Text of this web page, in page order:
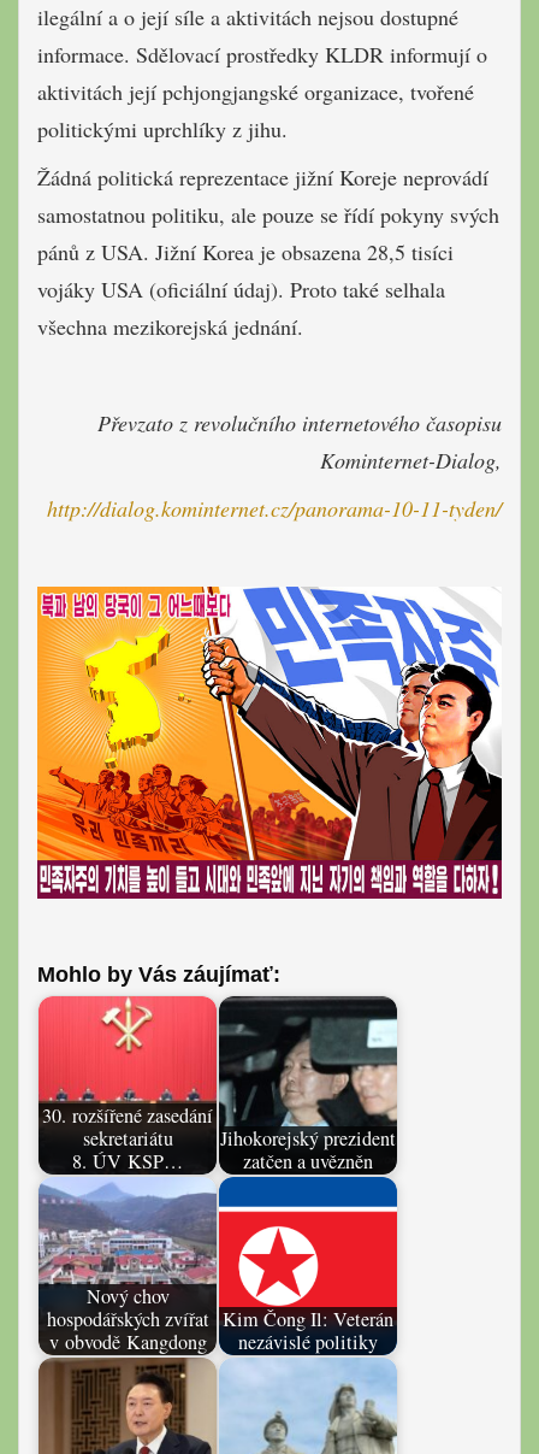
ilegální a o její síle a aktivitách nejsou dostupné
informace. Sdělovací prostředky KLDR informují o
aktivitách její pchjongjangské organizace, tvořené
politickými uprchlíky z jihu.
Žádná politická reprezentace jižní Koreje neprovádí
samostatnou politiku, ale pouze se řídí pokyny svých
pánů z USA. Jižní Korea je obsazena 28,5 tisíci
vojáky USA (oficiální údaj). Proto také selhala
všechna mezikorejská jednání.
Převzato z revolučního internetového časopisu
Kominternet-Dialog,
http://dialog.kominternet.cz/panorama-10-11-tyden/
Mohlo by Vás záujímať:
30. rozšířené zasedání
sekretariátu
8. ÚV KSP…
Jihokorejský prezident
zatčen a uvězněn
Nový chov
hospodářských zvířat
v obvodě Kangdong
Kim Čong Il: Veterán
nezávislé politiky